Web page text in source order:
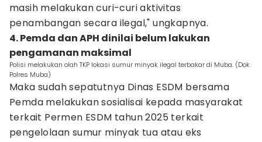
masih melakukan curi-curi aktivitas
penambangan secara ilegal," ungkapnya.
4. Pemda dan APH dinilai belum lakukan
pengamanan maksimal
Polisi melakukan olah TKP lokasi sumur minyak ilegal terbakar di Muba. (Dok.
Polres Muba)
Maka sudah sepatutnya Dinas ESDM bersama
Pemda melakukan sosialisai kepada masyarakat
terkait Permen ESDM tahun 2025 terkait
pengelolaan sumur minyak tua atau eks